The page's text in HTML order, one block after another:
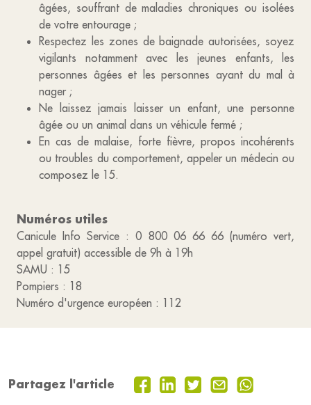
âgées, souffrant de maladies chroniques ou isolées
de votre entourage ;
Respectez les zones de baignade autorisées, soyez
vigilants notamment avec les jeunes enfants, les
personnes âgées et les personnes ayant du mal à
nager ;
Ne laissez jamais laisser un enfant, une personne
âgée ou un animal dans un véhicule fermé ;
En cas de malaise, forte fièvre, propos incohérents
ou troubles du comportement, appeler un médecin ou
composez le 15.
Numéros utiles
Canicule Info Service : 0 800 06 66 66 (numéro vert,
appel gratuit) accessible de 9h à 19h
SAMU : 15
Pompiers : 18
Numéro d'urgence européen : 112
Partagez l'article